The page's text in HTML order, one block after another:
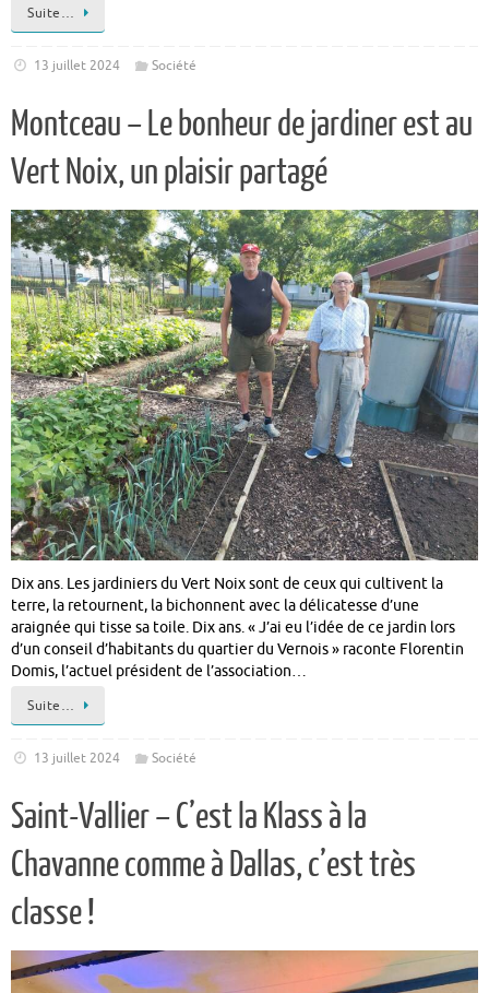
Suite…
13 juillet 2024 Société
Montceau – Le bonheur de jardiner est au
Vert Noix, un plaisir partagé
Dix ans. Les jardiniers du Vert Noix sont de ceux qui cultivent la
terre, la retournent, la bichonnent avec la délicatesse d’une
araignée qui tisse sa toile. Dix ans. « J’ai eu l’idée de ce jardin lors
d’un conseil d’habitants du quartier du Vernois » raconte Florentin
Domis, l’actuel président de l’association…
Suite…
13 juillet 2024 Société
Saint-Vallier – C’est la Klass à la
Chavanne comme à Dallas, c’est très
classe !